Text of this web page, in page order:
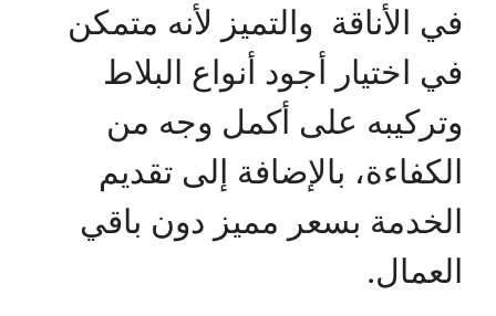
في الأناقة والتميز لأنه متمكن
في اختيار أجود أنواع البلاط
وتركيبه على أكمل وجه من
الكفاءة، بالإضافة إلى تقديم
الخدمة بسعر مميز دون باقي
العمال.